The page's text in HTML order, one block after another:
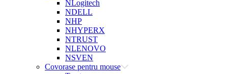
NLogitech
NDELL
NHP
NHYPERX
NTRUST
NLENOVO
NSVEN
Covorase pentru mouse